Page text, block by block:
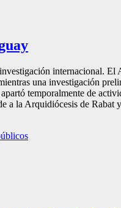
internacional.
una investigación
temporalmente de
la Arquidiócesis de Rabat